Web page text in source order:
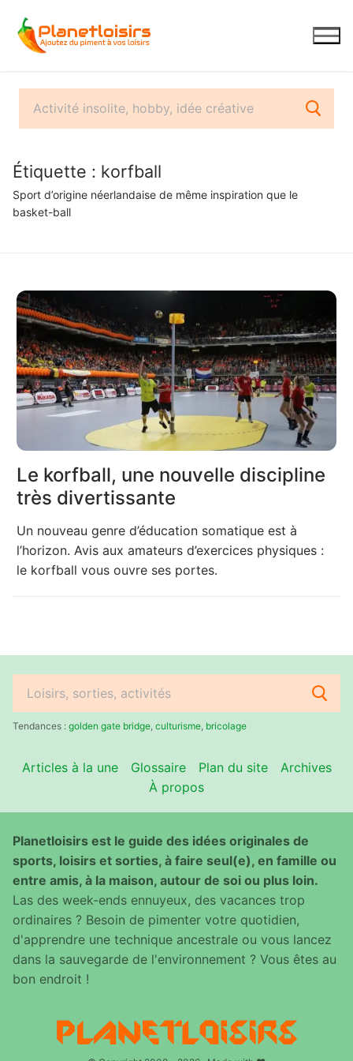
contenu
Étiquette : korfball
Sport d’origine néerlandaise de même inspiration que le
basket-ball
Le korfball, une nouvelle discipline
très divertissante
Un nouveau genre d’éducation somatique est à
l’horizon. Avis aux amateurs d’exercices physiques :
le korfball vous ouvre ses portes.
Rechercher
:Tendances : golden gate bridge culturisme bricolage
Articles à la une Glossaire Plan du site
Archives
À propos
Planetloisirs est le guide des idées originales de
sports, loisirs et sorties, à faire seul(e), en famille ou
entre amis, à la maison, autour de soi ou plus loin.
Las des week-ends ennuyeux, des vacances trop
ordinaires ? Besoin de pimenter votre quotidien,
d'apprendre une technique ancestrale ou vous lancez
dans la sauvegarde de l'environnement ? Vous êtes au
bon endroit !